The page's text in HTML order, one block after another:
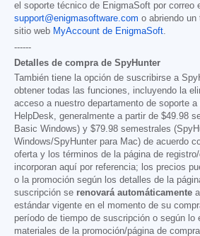
el soporte técnico de EnigmaSoft por correo
support@enigmasoftware.com o abriendo un
sitio web MyAccount de EnigmaSoft.
------
Detalles de compra de SpyHunter
También tiene la opción de suscribirse a
obtener todas las funciones, incluyendo la
acceso a nuestro departamento de soporte
HelpDesk, generalmente a partir de $49.98
Basic Windows) y $79.98 semestrales
Windows/SpyHunter para Mac) de acuerdo
oferta y los términos de la página de
incorporan aquí por referencia; los precios
o la promoción según los detalles de la
suscripción se renovará automáticamente
estándar vigente en el momento de su
período de tiempo de suscripción o según lo
materiales de la promoción/página de